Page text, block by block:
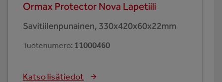
Ormax Protector Nova Lapetiili
Savitiilenpunainen, 330x420x60x22mm
Tuotenumero: 11000460
Katso lisätiedot